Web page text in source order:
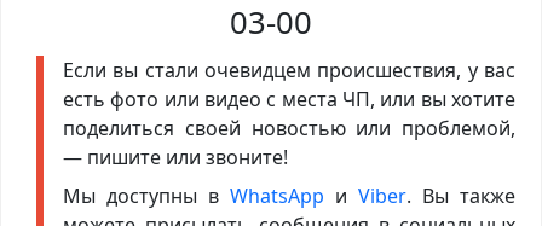
03-00
Если вы стали очевидцем происшествия, у вас
есть фото или видео с места ЧП, или вы хотите
поделиться своей новостью или проблемой,
— пишите или звоните!
Мы доступны в WhatsApp иViber. Вы также